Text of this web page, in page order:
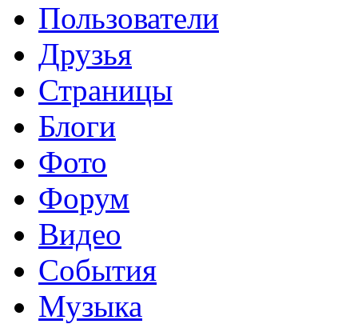
Пользователи
Друзья
Страницы
Блоги
Фото
Форум
Видео
События
Музыка